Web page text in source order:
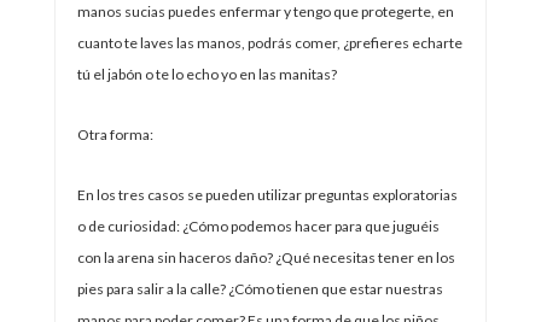
manos sucias puedes enfermar y tengo que protegerte, en
cuanto te laves las manos, podrás comer, ¿prefieres echarte
tú el jabón o te lo echo yo en las manitas?
Otra forma:
En los tres casos se pueden utilizar preguntas exploratorias
o de curiosidad: ¿Cómo podemos hacer para que juguéis
con la arena sin haceros daño? ¿Qué necesitas tener en los
pies para salir a la calle? ¿Cómo tienen que estar nuestras